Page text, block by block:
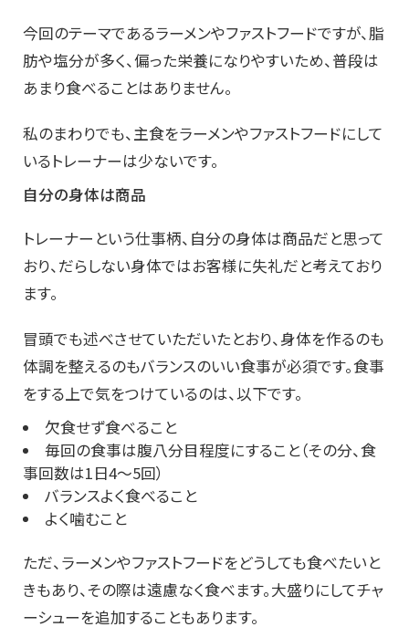
今回のテーマであるラーメンやファストフードですが、脂
肪や塩分が多く、偏った栄養になりやすいため、普段は
あまり食べることはありません。
私のまわりでも、主食をラーメンやファストフードにして
いるトレーナーは少ないです。
自分の身体は商品
トレーナーという仕事柄、自分の身体は商品だと思って
おり、だらしない身体ではお客様に失礼だと考えており
ます。
冒頭でも述べさせていただいたとおり、身体を作るのも
体調を整えるのもバランスのいい食事が必須です。食事
をする上で気をつけているのは、以下です。
欠食せず食べること
毎回の食事は腹八分目程度にすること（その分、食
事回数は1日4～5回）
バランスよく食べること
よく噛むこと
ただ、ラーメンやファストフードをどうしても食べたいと
きもあり、その際は遠慮なく食べます。大盛りにしてチャ
ーシューを追加することもあります。